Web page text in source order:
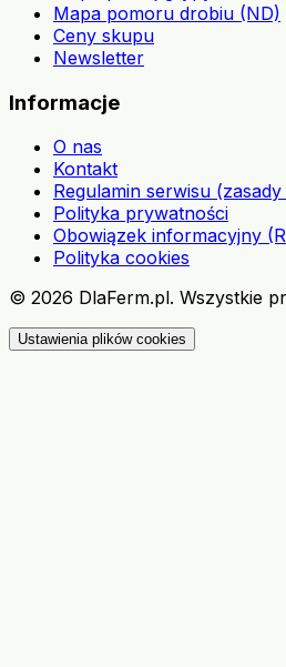
Mapa pomoru drobiu (ND)
Ceny skupu
Newsletter
Informacje
O nas
Kontakt
Regulamin serwisu
Polityka prywatności
Obowiązek informacyjny
Polityka cookies
© 2026 DlaFerm.pl. Wszystkie
Ustawienia plików cookies